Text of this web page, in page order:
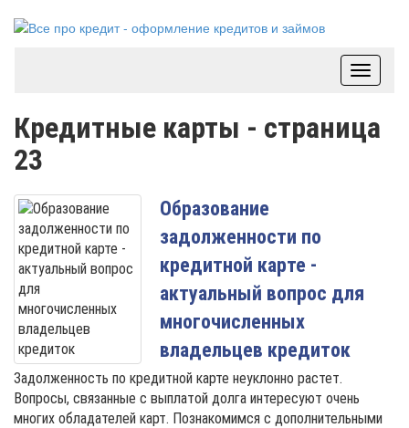
Toggle
Кредитные карты - страница
23
Образование
задолженности по
кредитной карте -
актуальный вопрос для
многочисленных
владельцев кредиток
Задолженность по кредитной карте неуклонно растет.
Вопросы, связанные с выплатой долга интересуют очень
многих обладателей карт. Познакомимся с дополнительными